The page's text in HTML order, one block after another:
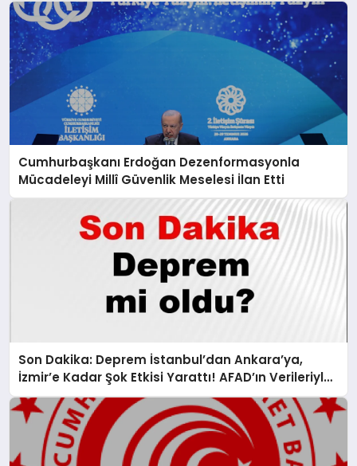
Cumhurbaşkanı Erdoğan Dezenformasyonla
Mücadeleyi Millî Güvenlik Meselesi İlan Etti
Son Dakika: Deprem İstanbul’dan Ankara’ya,
İzmir’e Kadar Şok Etkisi Yarattı! AFAD’ın Verileriyle
Sarsıcı Gelişmeler 6 Ağustos 2026